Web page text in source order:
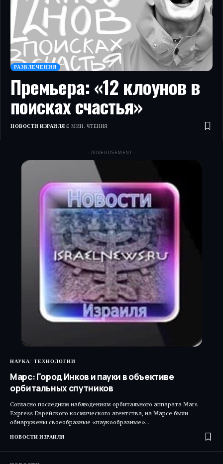
РАЗВЛЕЧЕНИЯ
Премьера: «12 клоунов в
поисках счастья»
НОВОСТИ ИЗРАИЛЯ 6 МИН. ЧТЕНИЯ
- ADVERTISEMENT -
НАУКА ТЕХНОЛОГИИ
Марс: Город Инков и пауки в объективе
орбитальных спутников
Согласно последним наблюдениям орбитального аппарата Mars
Express Еврейского космического агентства, на Марсе были
обнаружены своеобразные «паукообразные»…
НОВОСТИ ИЗРАИЛЯ